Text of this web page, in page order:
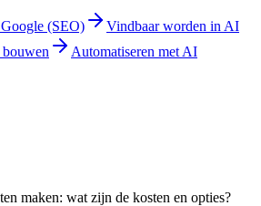
(SEO)
Vindbaar worden in AI
bouwen
Automatiseren met AI
maken: wat zijn de kosten en opties?